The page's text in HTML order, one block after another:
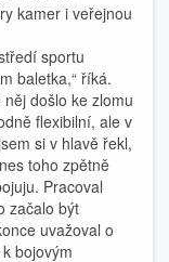
kamer i veřejnou
sportu
baletka,“ říká.
došlo ke zlomu
flexibilní, ale v
si v hlavě řekl,
toho zpětně
Pracoval
začalo být
uvažoval o
bojovým